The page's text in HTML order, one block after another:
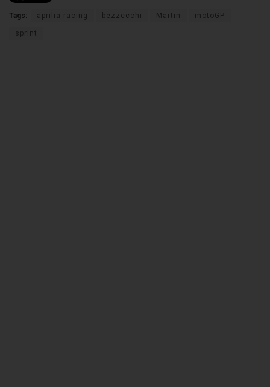
Tags: aprilia racing bezzecchi Martin motoGP
sprint